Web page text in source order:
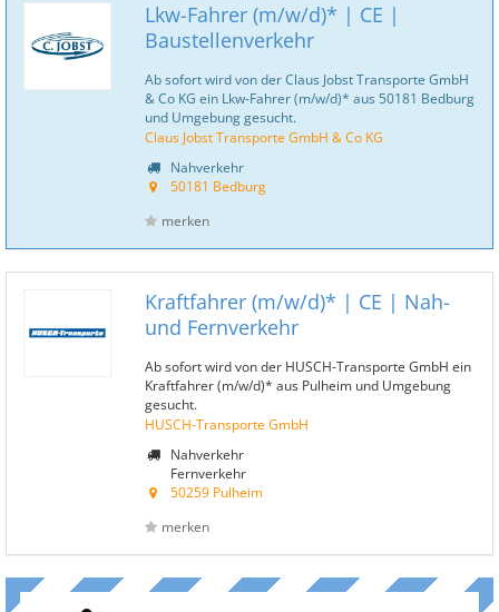
Lkw-Fahrer (m/w/d)* | CE |
Baustellenverkehr
Ab sofort wird von der Claus Jobst Transporte GmbH
& Co KG ein Lkw-Fahrer (m/w/d)* aus 50181 Bedburg
und Umgebung gesucht.
Claus Jobst Transporte GmbH & Co KG
Nahverkehr
50181 Bedburg
merken
Kraftfahrer (m/w/d)* | CE | Nah-
und Fernverkehr
Ab sofort wird von der HUSCH-Transporte GmbH ein
Kraftfahrer (m/w/d)* aus Pulheim und Umgebung
gesucht.
HUSCH-Transporte GmbH
Nahverkehr
Fernverkehr
50259 Pulheim
merken